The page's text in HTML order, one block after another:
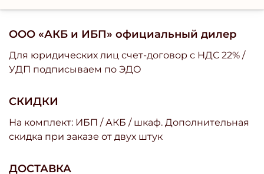
ООО «АКБ и ИБП» официальный дилер
Для юридических лиц счет-договор с НДС 22% /
УДП подписываем по ЭДО
СКИДКИ
На комплект: ИБП / АКБ / шкаф. Дополнительная
скидка при заказе от двух штук
ДОСТАВКА